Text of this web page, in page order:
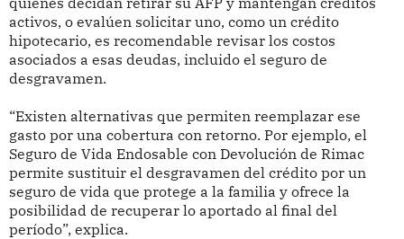
activos, o evalúen solicitar uno, como un crédito
hipotecario, es recomendable revisar los costos
asociados a esas deudas, incluido el seguro de
desgravamen.
“Existen alternativas que permiten reemplazar ese
gasto por una cobertura con retorno. Por ejemplo, el
Seguro de Vida Endosable con Devolución de Rimac
permite sustituir el desgravamen del crédito por un
seguro de vida que protege a la familia y ofrece la
posibilidad de recuperar lo aportado al final del
período”, explica.